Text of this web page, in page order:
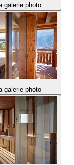
galerie photo
galerie photo